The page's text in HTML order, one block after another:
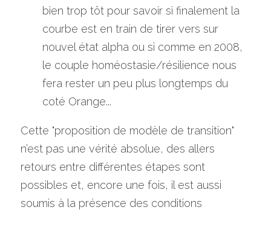
bien trop tôt pour savoir si finalement la
courbe est en train de tirer vers sur
nouvel état alpha ou si comme en 2008,
le couple homéostasie/résilience nous
fera rester un peu plus longtemps du
coté Orange...
Cette "proposition de modèle de transition"
n’est pas une vérité absolue, des allers
retours entre différentes étapes sont
possibles et, encore une fois, il est aussi
soumis à la présence des conditions